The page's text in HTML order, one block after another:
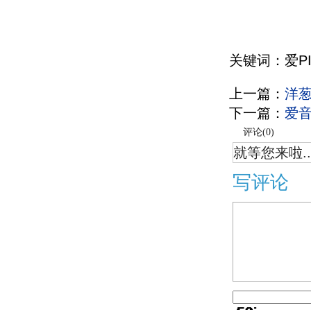
关键词：爱
上一篇： 洋
下一篇： 爱
评论(0)
就等您来啦
写评论